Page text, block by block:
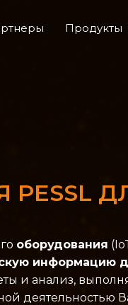
Продукты
оборудования
информацию
и анализ,
деятельностью